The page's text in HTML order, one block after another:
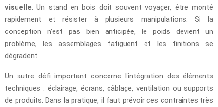
visuelle . Un stand en bois doit souvent voyager, être monté
rapidement et résister à plusieurs manipulations. Si la
conception n’est pas bien anticipée, le poids devient un
problème, les assemblages fatiguent et les finitions se
dégradent.
Un autre défi important concerne l’intégration des éléments
techniques : éclairage, écrans, câblage, ventilation ou supports
de produits. Dans la pratique, il faut prévoir ces contraintes très